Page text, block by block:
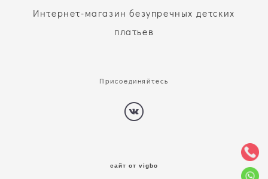
Интернет-магазин безупречных детских
платьев
Присоединяйтесь
сайт от vigbo